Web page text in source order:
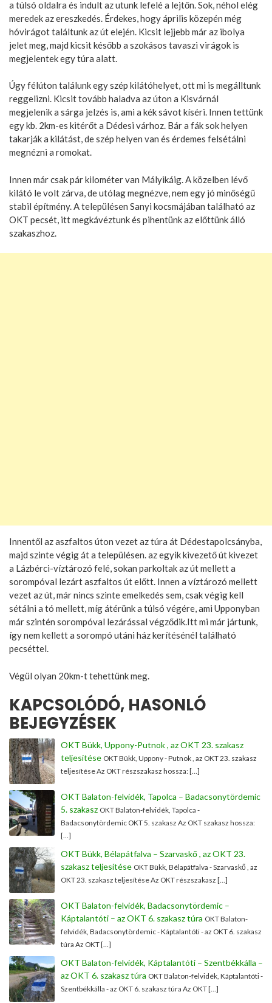
a túlsó oldalra és indult az utunk lefelé a lejtőn. Sok, néhol elég
meredek az ereszkedés. Érdekes, hogy április közepén még
hóvirágot találtunk az út elején. Kicsit lejjebb már az ibolya
jelet meg, majd kicsit később a szokásos tavaszi virágok is
megjelentek egy túra alatt.
Úgy félúton találunk egy szép kilátóhelyet, ott mi is megálltunk
reggelizni. Kicsit tovább haladva az úton a Kisvárnál
megjelenik a sárga jelzés is, ami a kék sávot kíséri. Innen tettünk
egy kb. 2km-es kitérőt a Dédesi várhoz. Bár a fák sok helyen
takarják a kilátást, de szép helyen van és érdemes felsétálni
megnézni a romokat.
Innen már csak pár kilométer van Mályikáig. A közelben lévő
kilátó le volt zárva, de utólag megnézve, nem egy jó minőségű
stabil építmény. A településen Sanyi kocsmájában található az
OKT pecsét, itt megkávéztunk és pihentünk az előttünk álló
szakaszhoz.
Innentől az aszfaltos úton vezet az túra át Dédestapolcsányba,
majd szinte végig át a településen. az egyik kivezető út kivezet
a Lázbérci-víztározó felé, sokan parkoltak az út mellett a
sorompóval lezárt aszfaltos út előtt. Innen a víztározó mellett
vezet az út, már nincs szinte emelkedés sem, csak végig kell
sétálni a tó mellett, míg átérünk a túlsó végére, ami Upponyban
már szintén sorompóval lezárással végződik.Itt mi már jártunk,
így nem kellett a sorompó utáni ház kerítésénél található
pecséttel.
Végül olyan 20km-t tehettünk meg.
KAPCSOLÓDÓ, HASONLÓ
BEJEGYZÉSEK
OKT Bükk, Uppony-Putnok , az OKT 23. szakasz
teljesítése OKT Bükk, Uppony - Putnok , az OKT 23. szakasz
teljesítése Az OKT részszakasz hossza: […]
OKT Balaton-felvidék, Tapolca – Badacsonytördemic
5. szakasz OKT Balaton-felvidék, Tapolca -
Badacsonytördemic OKT 5. szakasz Az OKT szakasz hossza:
[…]
OKT Bükk, Bélapátfalva – Szarvaskő , az OKT 23.
szakasz teljesítése OKT Bükk, Bélapátfalva - Szarvaskő , az
OKT 23. szakasz teljesítése Az OKT részszakasz […]
OKT Balaton-felvidék, Badacsonytördemic –
Káptalantóti – az OKT 6. szakasz túra OKT Balaton-
felvidék, Badacsonytördemic - Káptalantóti - az OKT 6. szakasz
túra Az OKT […]
OKT Balaton-felvidék, Káptalantóti – Szentbékkálla –
az OKT 6. szakasz túra OKT Balaton-felvidék, Káptalantóti -
Szentbékkálla - az OKT 6. szakasz túra Az OKT […]